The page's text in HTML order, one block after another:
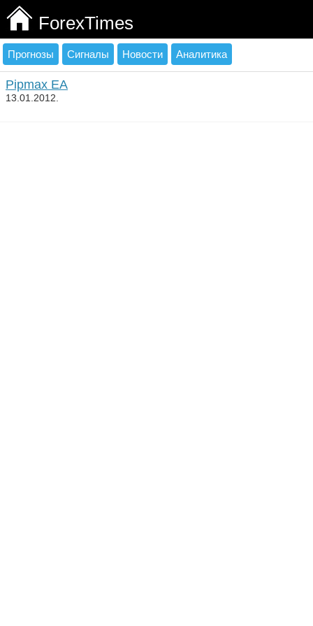
ForexTimes
Прогнозы Сигналы Новости Аналитика
Pipmax EA
13.01.2012.